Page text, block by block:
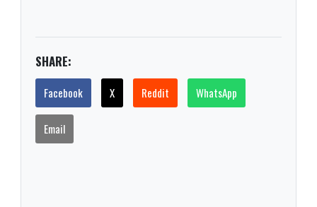
SHARE:
Facebook X Reddit WhatsApp
Email